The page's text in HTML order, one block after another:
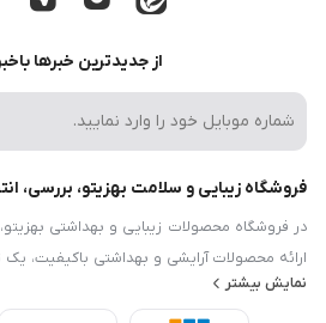
از جدیدترین خبرها
فروشگاه زیبایی و سلامت بهزیتو، بررسی،
در فروشگاه محصولات زیبایی و بهداشتی
ارائه محصولات آرایشی و بهداشتی باکیفیت،
رضایت‌بخش را برایتان فراهم کنیم. هدف ما این
نمایش بیشتر